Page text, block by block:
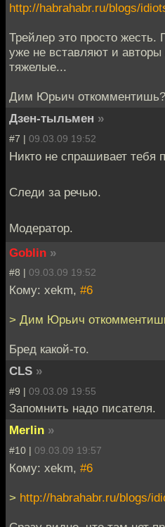
http://habrahabr.ru/blogs/
Трейлер это просто жесть.
уже не вставляют и
тяжелые...
Дим Юрьич откомментишь?
Дзен-тыльмен »
#7 | 09.03.09 19:52
Никто не спрашивает тебя
Следи за речью.
Модератор.
Goblin »
#8 | 09.03.09 19:52
Кому: xekm, #6
> Дим Юрьич
Бред какой-то.
CLS »
#9 | 09.03.09 19:55
Запомнить надо писателя.
Merlin »
#10 | 09.03.09 19:57
Кому: xekm, #6
> http://habrahabr.ru/blogs/